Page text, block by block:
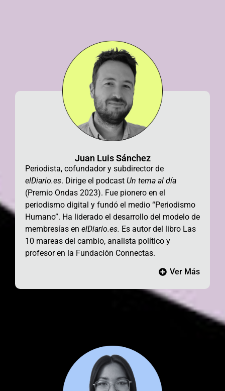
Juan Luis Sánchez
Periodista, cofundador y subdirector de
elDiario.es. Dirige el podcast Un tema al día
(Premio Ondas 2023). Fue pionero en el
periodismo digital y fundó el medio “Periodismo
Humano”. Ha liderado el desarrollo del modelo de
membresías en elDiario.es. Es autor del libro Las
10 mareas del cambio, analista político y
profesor en la Fundación Connectas.
Ver Más